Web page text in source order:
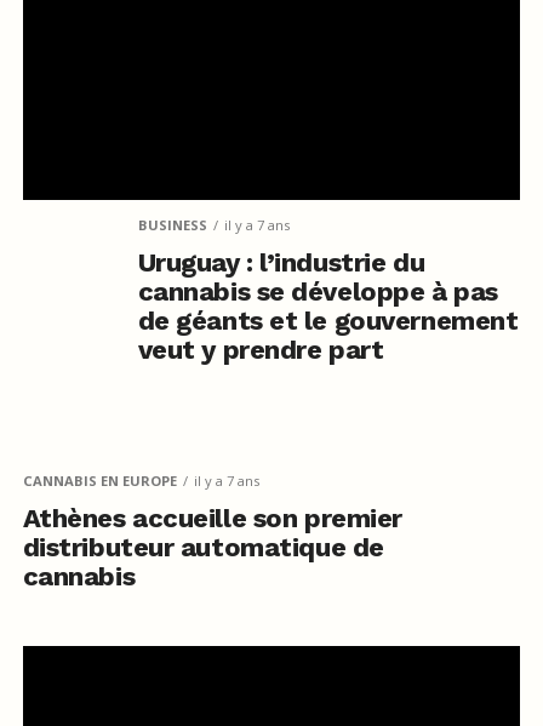
BUSINESS il y a 7 ans
Uruguay : l’industrie du
cannabis se développe à pas
de géants et le gouvernement
veut y prendre part
CANNABIS EN EUROPE il y a 7 ans
Athènes accueille son premier
distributeur automatique de
cannabis